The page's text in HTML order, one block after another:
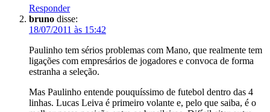
Responder
bruno disse:
18/07/2011 às 15:42
Paulinho tem sérios problemas com Mano, que realmente tem
ligações com empresários de jogadores e convoca de forma
estranha a seleção.
Mas Paulinho entende pouquíssimo de futebol dentro das 4
linhas. Lucas Leiva é primeiro volante e, pelo que saiba, é o